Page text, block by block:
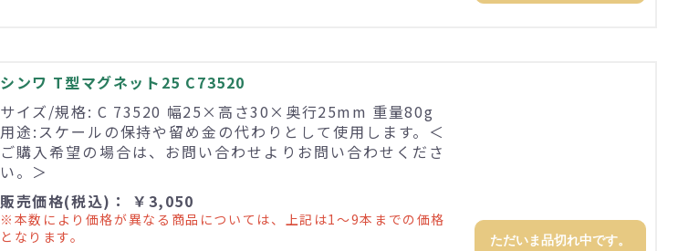
シンワ T型マグネット25 C73520
サイズ/規格: C 73520 幅25×高さ30×奥行25mm 重量80g
用途:スケールの保持や留め金の代わりとして使用します。＜
ご購入希望の場合は、お問い合わせよりお問い合わせくださ
い。＞
販売価格(税込)： ￥3,050
※本数により価格が異なる商品については、上記は1～9本までの価格
となります。
ただいま品切れ中です。